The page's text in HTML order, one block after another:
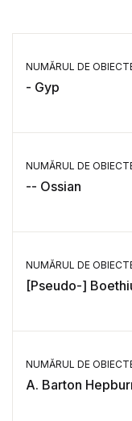
NUMĂRUL DE
- Gyp
NUMĂRUL DE
-- Ossian
NUMĂRUL DE
[Pseudo-]
NUMĂRUL DE
A. Barton